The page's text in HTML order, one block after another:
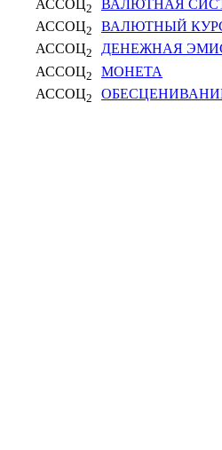
АССОЦ2
ВАЛЮТНАЯ
АССОЦ2
ВАЛЮТНЫЙ
АССОЦ2
ДЕНЕЖНАЯ
АССОЦ2
МОНЕТА
АССОЦ2